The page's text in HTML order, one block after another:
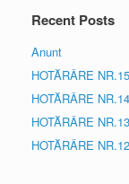
Recent Posts
Anunt
HOTĂRÂRE
HOTĂRÂRE
HOTĂRÂRE
HOTĂRÂRE